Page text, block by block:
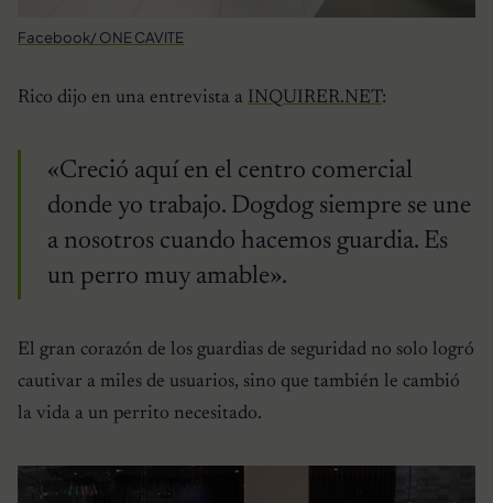
Facebook/ ONE CAVITE
Rico dijo en una entrevista a INQUIRER.NET:
«Creció aquí en el centro comercial
donde yo trabajo. Dogdog siempre se une
a nosotros cuando hacemos guardia. Es
un perro muy amable».
El gran corazón de los guardias de seguridad no solo logró
cautivar a miles de usuarios, sino que también le cambió
la vida a un perrito necesitado.